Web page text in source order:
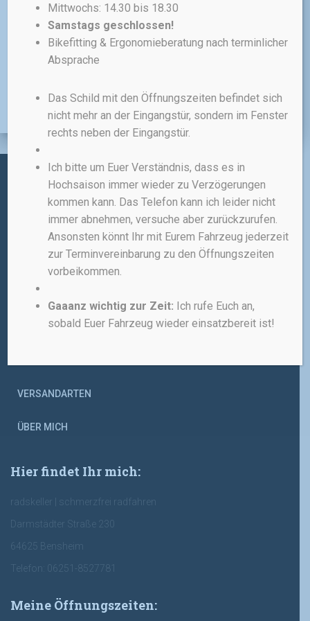
inkl. MwSt.
zzgl. Versandkosten
Administratives:
ALLGEMEINE GESCHÄFTSBEDINGUNGEN
WIDERRUFSBELEHRUNG
DATENSCHUTZERKLÄRUNG
VERSANDARTEN
ÜBER MICH
Hier findet Ihr mich:
radskeller | schmerzfrei radfahren
Darmstädter Straße 230
64625 Bensheim
Telefon: 06251-8527781
Meine Öffnungszeiten:
Mittwochs: 14.30 bis 18.30
Samstags geschlossen!
Bikefitting & Ergonomieberatung nach terminlicher
Absprache
Das Schild mit den Öffnungszeiten befindet sich
nicht mehr an der Eingangstür, sondern im Fenster
rechts neben der Eingangstür.
Ich bitte um Euer Verständnis, dass es in
Hochsaison immer wieder zu Verzögerungen
kommen kann. Das Telefon kann ich leider nicht
immer abnehmen, versuche aber zurückzurufen.
Ansonsten könnt Ihr mit Eurem Fahrzeug jederzeit
zur Terminvereinbarung zu den Öffnungszeiten
vorbeikommen.
Gaaanz wichtig zur Zeit: Ich rufe Euch an,
sobald Euer Fahrzeug wieder einsatzbereit ist!